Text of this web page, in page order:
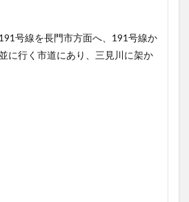
号線を長門市方面へ、191号線か
に行く市道にあり、三見川に架か